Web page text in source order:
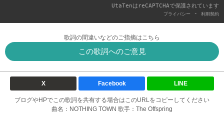
UtaTenはreCAPTCHAで保護されています
プライバシー - 利用契約
歌詞の間違いなどのご指摘はこちら
この歌詞へのご意見
X Facebook LINE
ブログやHPでこの歌詞を共有する場合はこのURLをコピーしてください
曲名：NOTHING TOWN 歌手：The Offspring